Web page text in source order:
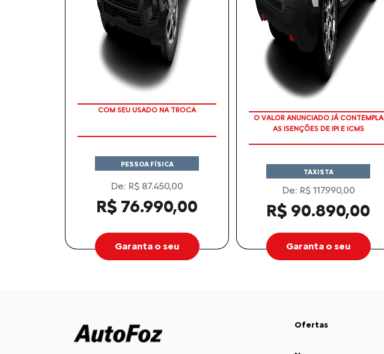
COM SEU USADO NA TROCA
PESSOA FÍSICA
De: R$ 87.450,00
R$ 76.990,00
Garanta o seu
O VALOR ANUNCIADO JÁ CONTEMPLA
AS ISENÇÕES DE IPI E ICMS
TAXISTA
De: R$ 117.990,00
R$ 90.890,00
Garanta o seu
Ofertas